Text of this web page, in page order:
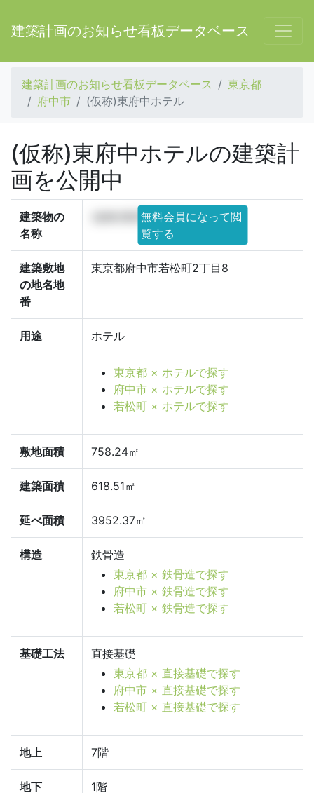
建築計画のお知らせ看板データベース
建築計画のお知らせ看板データベース
東京都
府中市
(仮称)東府中ホテル
(仮称)東府中ホテルの建築計
画を公開中
建築物の
名称
(仮称)東府中ホテル
無料会員になって閲
覧する
建築敷地
の地名地
番
東京都府中市若松町2丁目8
用途 ホテル
東京都 × ホテルで探す
府中市 × ホテルで探す
若松町 × ホテルで探す
敷地面積 758.24㎡
建築面積 618.51㎡
延べ面積 3952.37㎡
構造
鉄骨造
東京都 × 鉄骨造で探す
府中市 × 鉄骨造で探す
若松町 × 鉄骨造で探す
基礎工法
直接基礎
東京都 × 直接基礎で探す
府中市 × 直接基礎で探す
若松町 × 直接基礎で探す
地上 7階
地下 1階